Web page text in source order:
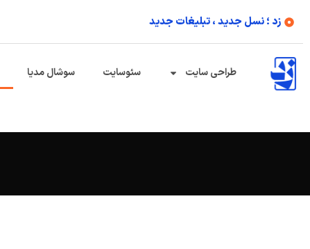
زد ؛ نسل جدید ، تبلیغات جدید
طراحی سایت سئوسایت سوشال مدیا